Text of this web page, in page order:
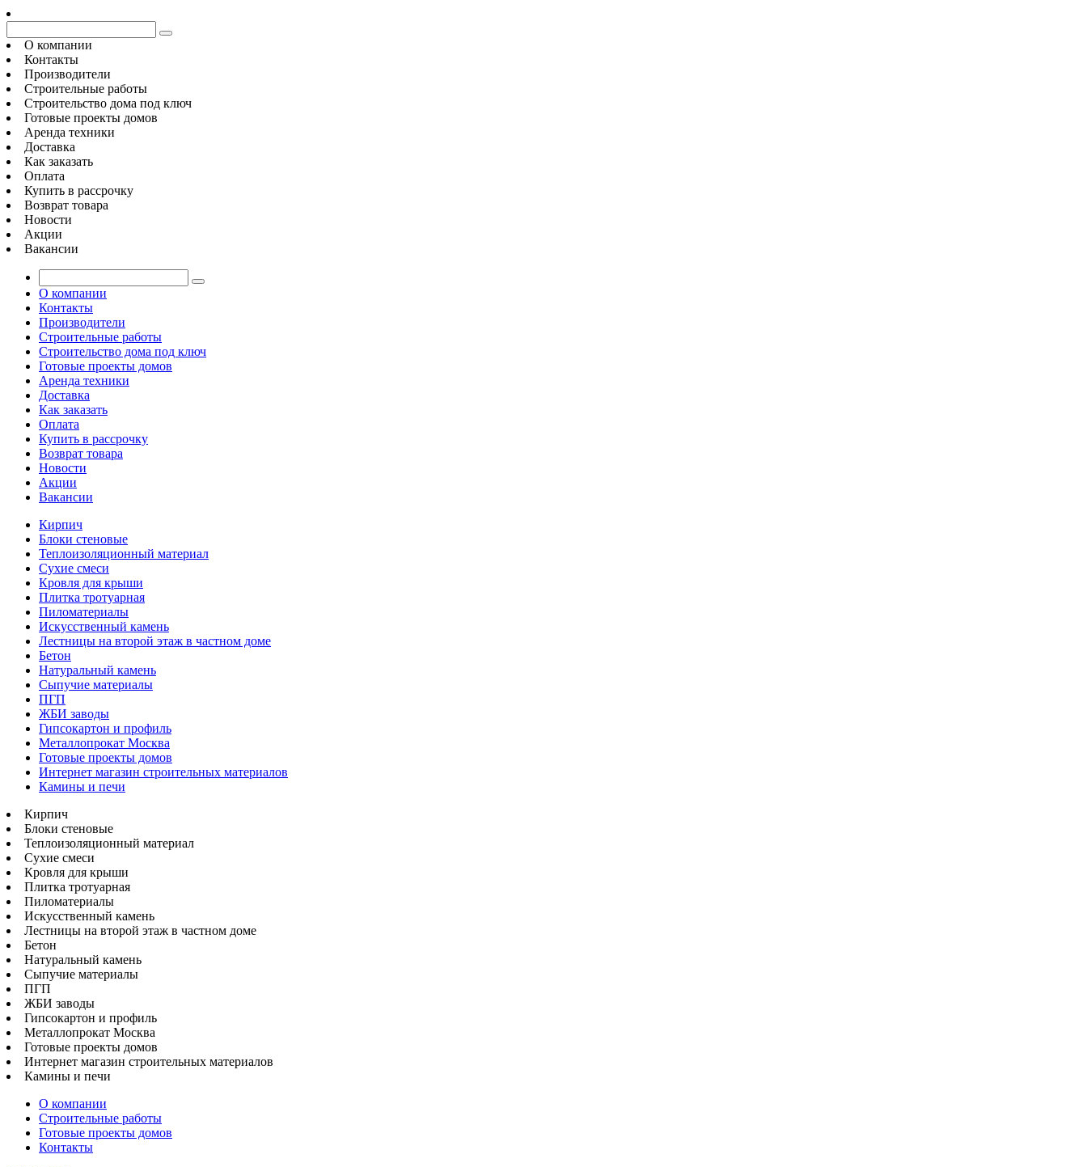
О компании
Контакты
Производители
Строительные работы
Строительство дома под ключ
Готовые проекты домов
Аренда техники
Доставка
Как заказать
Оплата
Купить в рассрочку
Возврат товара
Новости
Акции
Вакансии
О компании
Контакты
Производители
Строительные работы
Строительство дома под ключ
Готовые проекты домов
Аренда техники
Доставка
Как заказать
Оплата
Купить в рассрочку
Возврат товара
Новости
Акции
Вакансии
Кирпич
Блоки стеновые
Теплоизоляционный материал
Сухие смеси
Кровля для крыши
Плитка тротуарная
Пиломатериалы
Искусственный камень
Лестницы на второй этаж в частном доме
Бетон
Натуральный камень
Сыпучие материалы
ПГП
ЖБИ заводы
Гипсокартон и профиль
Металлопрокат Москва
Готовые проекты домов
Интернет магазин строительных материалов
Камины и печи
Кирпич
Блоки стеновые
Теплоизоляционный материал
Сухие смеси
Кровля для крыши
Плитка тротуарная
Пиломатериалы
Искусственный камень
Лестницы на второй этаж в частном доме
Бетон
Натуральный камень
Сыпучие материалы
ПГП
ЖБИ заводы
Гипсокартон и профиль
Металлопрокат Москва
Готовые проекты домов
Интернет магазин строительных материалов
Камины и печи
О компании
Строительные работы
Готовые проекты домов
Контакты